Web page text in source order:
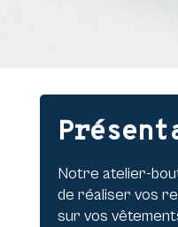
Notre atelier-
de réaliser vos
sur vos